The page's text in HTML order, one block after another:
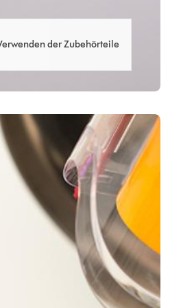
der Zubehörteile